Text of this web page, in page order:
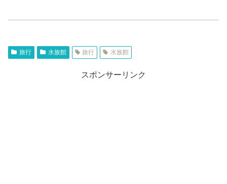
旅行 水族館 旅行 水族館
スポンサーリンク